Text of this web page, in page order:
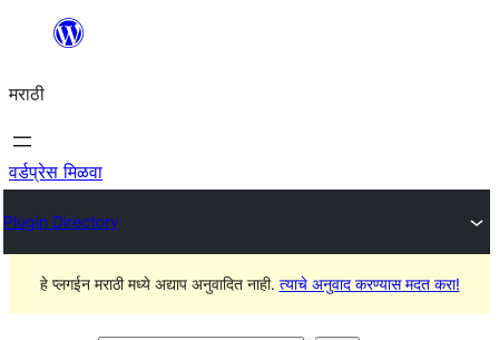
सामुग्रीवर
मराठी
वर्डप्रेस मिळवा
Plugin Directory
हे प्लगईन मराठी मध्ये अद्याप अनुवादित नाही. त्याचे अनुवाद करण्यास मदत करा!